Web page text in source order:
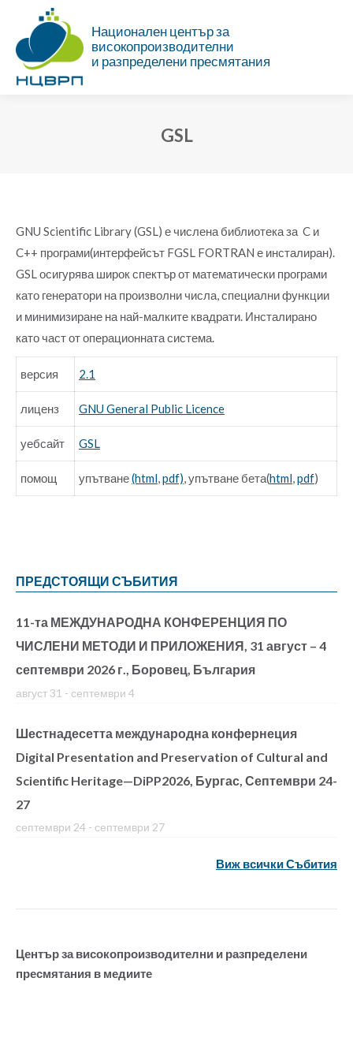
Национален център за
високопроизводителни
и разпределени пресмятания
GSL
GNU Scientific Library (GSL) е числена библиотека за C и
C++ програми(интерфейсът FGSL FORTRAN е инсталиран).
GSL осигурява широк спектър от математически програми
като генератори на произволни числа, специални функции
и минимизиране на най-малките квадрати. Инсталирано
като част от операционната система.
версия 2.1
лиценз GNU General Public Licence
уебсайт GSL
помощ упътване(html,pdf), упътване бета(html,pdf)
ПРЕДСТОЯЩИ СЪБИТИЯ
11-та МЕЖДУНАРОДНА КОНФЕРЕНЦИЯ ПО
ЧИСЛЕНИ МЕТОДИ И ПРИЛОЖЕНИЯ, 31 август – 4
септември 2026 г., Боровец, България
август 31 - септември 4
Шестнадесетта международна конфернеция
Digital Presentation and Preservation of Cultural and
Scientific Heritage—DiPP2026, Бургас, Септември 24-
27
септември 24 - септември 27
Виж всички Събития
Център за високопроизводителни и разпределени
пресмятания в медиите